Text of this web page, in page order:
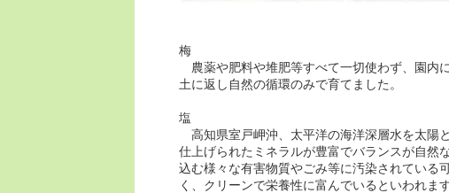
梅
農薬や肥料や堆肥等すべて一切使わず、園内
土に返し自然の循環のみで育てました。
塩
高知県室戸岬沖、太平洋の海洋深層水を太陽
仕上げられたミネラルが豊富でバランスが自然
込む様々な有害物質やごみ等に汚染されている
く、クリーンで栄養性に富んでいるといわれます